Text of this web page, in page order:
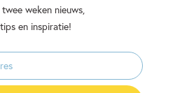
weken nieuws,
en inspiratie!